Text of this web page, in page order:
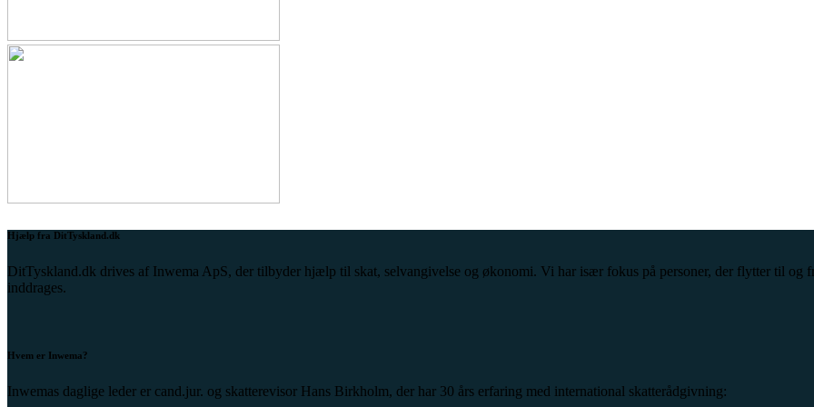
Hjælp fra DitTyskland.dk
DitTyskland.dk drives af Inwema ApS, der tilbyder hjælp til skat, selvangivelse og økonomi. Vi har især fokus på personer, der flytter til og
inddrages.
Hvem er Inwema?
Inwemas daglige leder er cand.jur. og skatterevisor Hans Birkholm, der har 30 års erfaring med international skatterådgivning: